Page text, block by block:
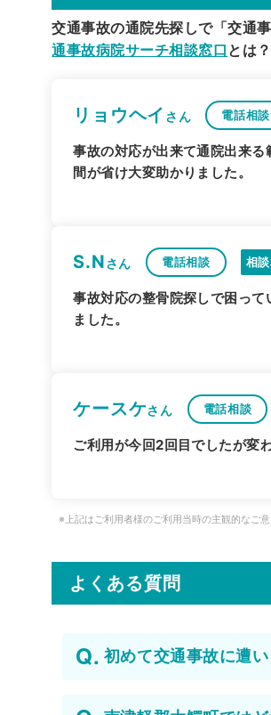
交通事故の通院先探しで「交通
通事故病院サーチ相談窓口 とは？
リョウヘイ さん 電話相談
事故の対応が出来て通院出来
間が省け大変助かりました。
S.Nさん 電話相談 相
事故対応の整骨院探しで困っ
ました。
ケースケさん 電話相談
ご利用が今回2回目でしたが変
※上記はご利用者様のご利用当時の主観的なご
よくある質問
初めて交通事故に遭